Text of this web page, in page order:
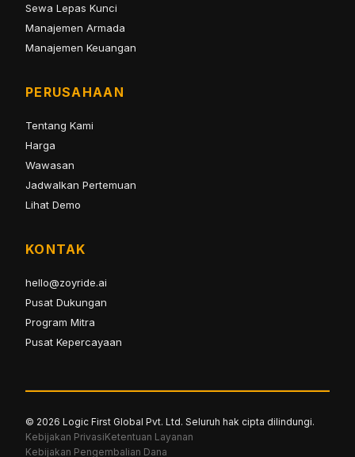
Sewa Lepas Kunci
Manajemen Armada
Manajemen Keuangan
PERUSAHAAN
Tentang Kami
Harga
Wawasan
Jadwalkan Pertemuan
Lihat Demo
KONTAK
hello@zoyride.ai
Pusat Dukungan
Program Mitra
Pusat Kepercayaan
© 2026 Logic First Global Pvt. Ltd. Seluruh hak cipta dilindungi.
Kebijakan PrivasiKetentuan Layanan
Kebijakan Pengembalian Dana